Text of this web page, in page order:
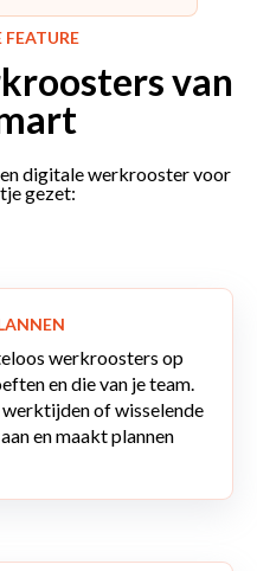
van
digitale werkrooster voor
gezet:
werkroosters op
en die van je team.
of wisselende
en maakt plannen